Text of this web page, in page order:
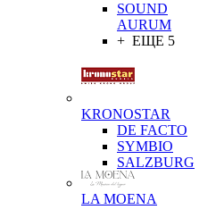
SOUND
AURUM
+ ЕЩЕ 5
KRONOSTAR
DE FACTO
SYMBIO
SALZBURG
LA MOENA